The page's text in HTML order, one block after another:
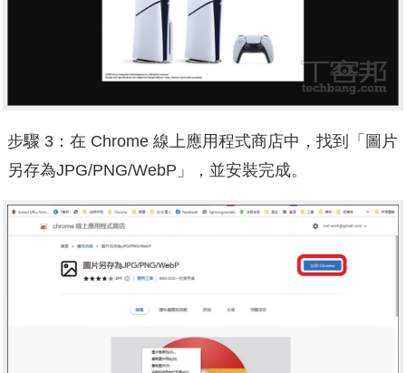
步驟 3：在 Chrome 線上應用程式商店中，找到「圖片
另存為JPG/PNG/WebP」，並安裝完成。